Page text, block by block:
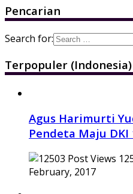
Pencarian
Search for:
Terpopuler (Indonesia)
Agus Harimurti
Pendeta Maju DKI
February, 2017